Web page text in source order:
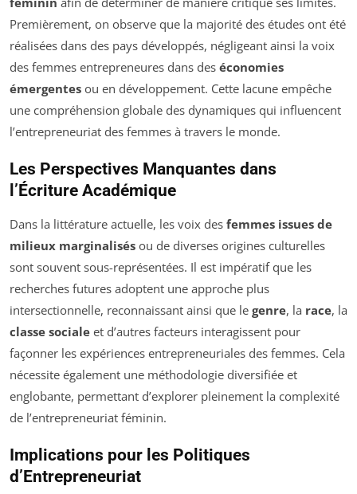
Premièrement, on observe que la majorité des études ont été
réalisées dans des pays développés, négligeant ainsi la voix
des femmes entrepreneures dans des économies
émergentes ou en développement. Cette lacune empêche
une compréhension globale des dynamiques qui influencent
l’entrepreneuriat des femmes à travers le monde.
Les Perspectives Manquantes dans
l’Écriture Académique
Dans la littérature actuelle, les voix des femmes issues de
milieux marginalisés ou de diverses origines culturelles
sont souvent sous-représentées. Il est impératif que les
recherches futures adoptent une approche plus
intersectionnelle, reconnaissant ainsi que le genre, la race, la
classe sociale et d’autres facteurs interagissent pour
façonner les expériences entrepreneuriales des femmes. Cela
nécessite également une méthodologie diversifiée et
englobante, permettant d’explorer pleinement la complexité
de l’entrepreneuriat féminin.
Implications pour les Politiques
d’Entrepreneuriat